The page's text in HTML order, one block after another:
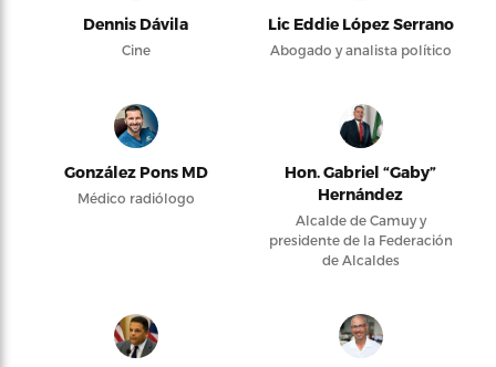
Dennis Dávila
Cine
Lic Eddie López Serrano
Abogado y analista político
González Pons MD
Médico radiólogo
Hon. Gabriel “Gaby”
Hernández
Alcalde de Camuy y
presidente de la Federación
de Alcaldes